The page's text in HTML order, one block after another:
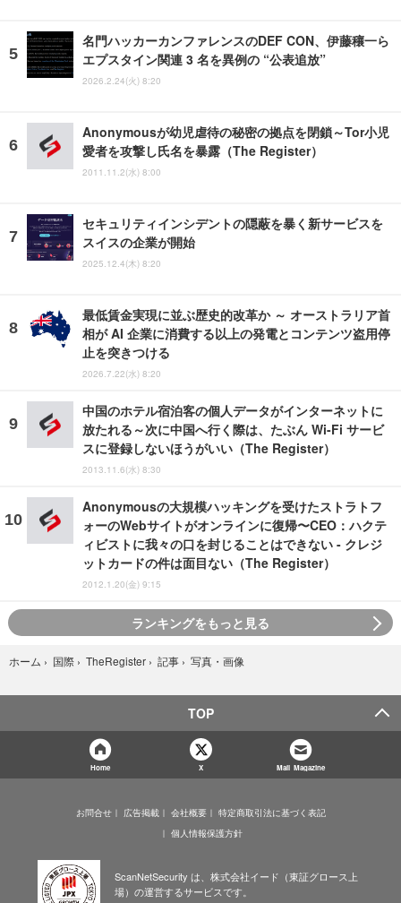
名門ハッカーカンファレンスのDEF CON、伊藤穰一ら
エプスタイン関連 3 名を異例の “公表追放”
2026.2.24(火) 8:20
Anonymousが幼児虐待の秘密の拠点を閉鎖～Tor小児
愛者を攻撃し氏名を暴露（The Register）
2011.11.2(水) 8:00
セキュリティインシデントの隠蔽を暴く新サービスを
スイスの企業が開始
2025.12.4(木) 8:20
最低賃金実現に並ぶ歴史的改革か ～ オーストラリア首
相が AI 企業に消費する以上の発電とコンテンツ盗用停
止を突きつける
2026.7.22(水) 8:20
中国のホテル宿泊客の個人データがインターネットに
放たれる～次に中国へ行く際は、たぶん Wi-Fi サービ
スに登録しないほうがいい（The Register）
2013.11.6(水) 8:30
Anonymousの大規模ハッキングを受けたストラトフ
ォーのWebサイトがオンラインに復帰〜CEO：ハクテ
ィビストに我々の口を封じることはできない - クレジ
ットカードの件は面目ない（The Register）
2012.1.20(金) 9:15
ランキングをもっと見る
ホーム › 国際 › TheRegister › 記事 › 写真・画像
TOP
Home X Mail Magazine
お問合せ 広告掲載 会社概要
特定商取引法に基づく表記
個人情報保護方針
ScanNetSecurity は、株式会社イード（東証グロース上
場）の運営するサービスです。